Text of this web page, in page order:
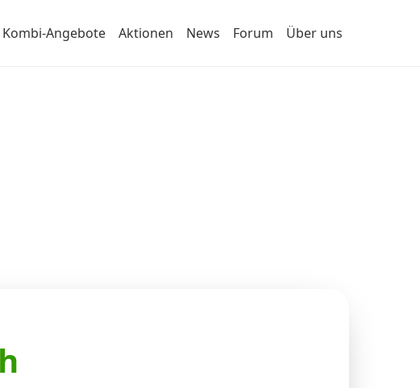
Kombi-Angebote Aktionen News Forum Über uns